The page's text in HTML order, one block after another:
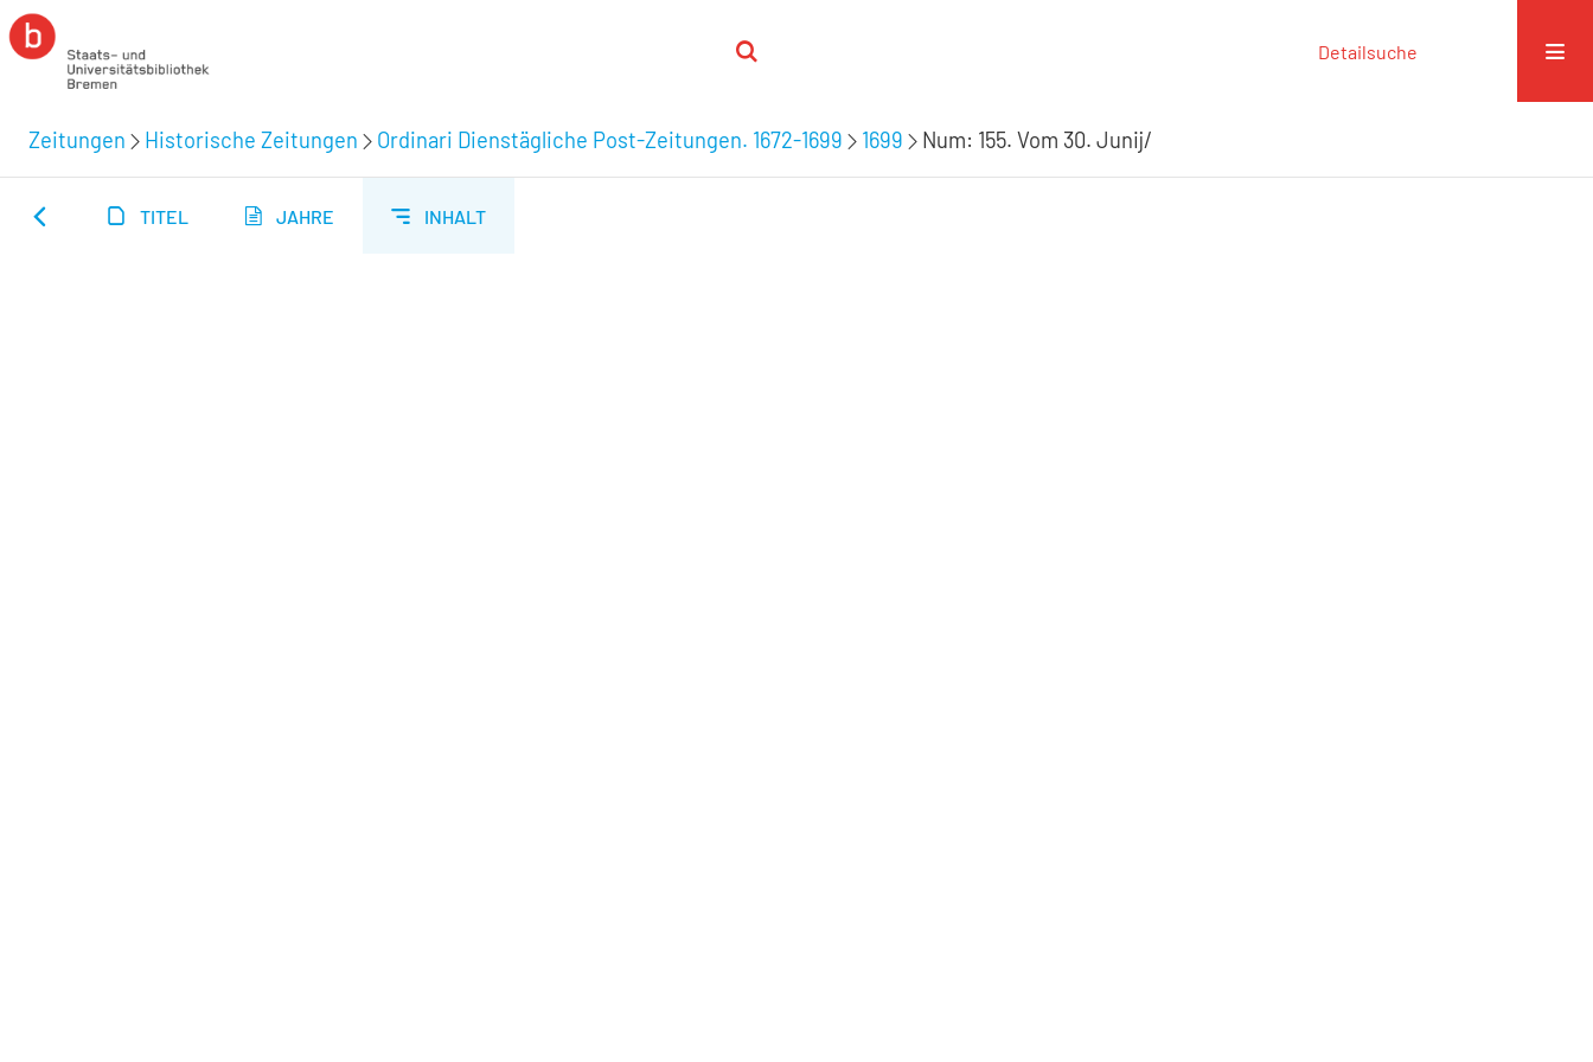
Detailsuche
Zeitungen Historische Zeitungen Ordinari Dienstägliche Post-Zeitungen. 1672-1699 1699 Num: 155. Vom 30. Junij/
TITEL JAHRE INHALT